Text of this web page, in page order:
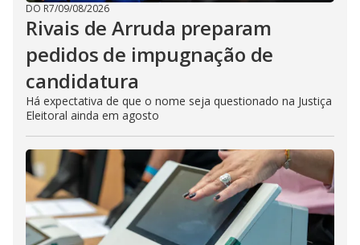
DO R7/09/08/2026
Rivais de Arruda preparam
pedidos de impugnação de
candidatura
Há expectativa de que o nome seja questionado na Justiça
Eleitoral ainda em agosto